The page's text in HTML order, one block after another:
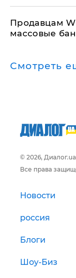
Продавцам
массовые
Смотреть
© 2026, Диалог.ua
Все права
Новости
россия
Блоги
Шоу-Биз